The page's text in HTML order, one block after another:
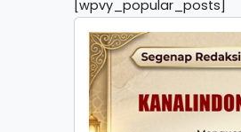
[wpvy_popular_posts]